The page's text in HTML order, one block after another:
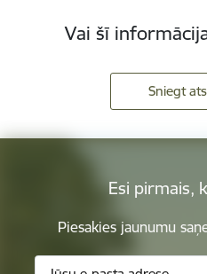
Vai šī
Sniegt
Esi pirmais,
Piesakies jaunumu